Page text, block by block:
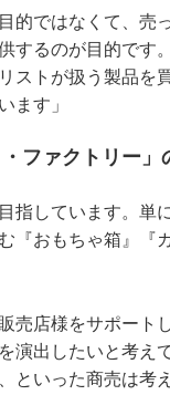
的ではなくて、売
するのが目的です
ストが扱う製品を
ます」
ファクトリー」
指しています。
『おもちゃ箱』『
売店様をサポート
演出したいと考え
といった商売は考